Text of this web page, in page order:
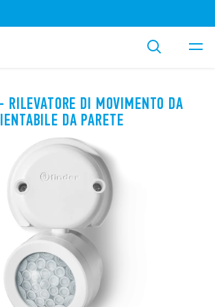
DI MOVIMENTO DA
DA PARETE